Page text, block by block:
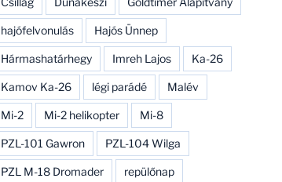
hajófelvonulás Hajós Ünnep
Hármashatárhegy Imreh Lajos Ka-26
Kamov Ka-26 légi parádé Malév
Mi-2 Mi-2 helikopter Mi-8
PZL-101 Gawron PZL-104 Wilga
PZL M-18 Dromader repülőnap